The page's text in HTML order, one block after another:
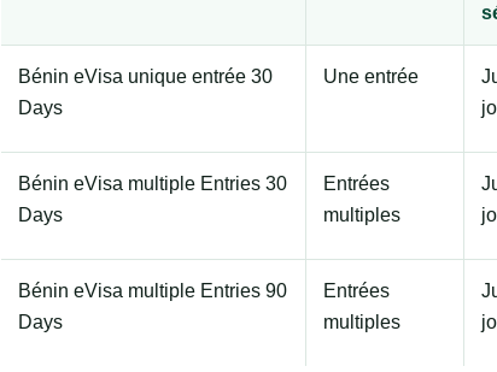
Bénin eVisa unique entrée 30
Days
Une entrée
Bénin eVisa multiple Entries 30
Days
Entrées
multiples
Bénin eVisa multiple Entries 90
Days
Entrées
multiples